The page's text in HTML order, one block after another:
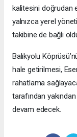
kalitesini doğrudan
yalnızca yerel
takibine de bağlı
Balıkyolu
hale getirilmesi,
rahatlama
tarafından
devam edecek.